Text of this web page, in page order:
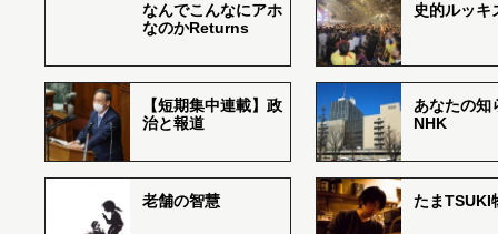
なんでこんなにアホ
なのかReturns
史的ルッキ
【短期集中連載】政
治と報道
あなたの知
NHK
老舗の智慧 たまTSUKI